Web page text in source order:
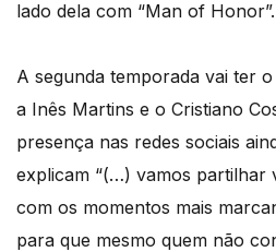
lado dela com “Man of Honor”.
A segunda temporada vai ter
a Inês Martins e o Cristiano
presença nas redes sociais
explicam “(…) vamos partilhar
com os momentos mais
para que mesmo quem não